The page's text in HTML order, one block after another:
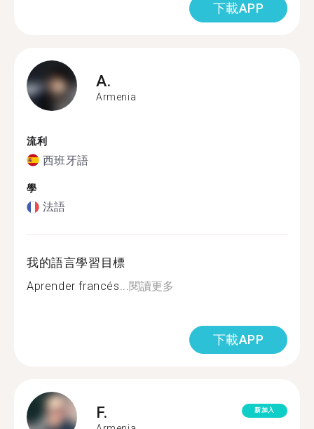
下載APP
A.
Armenia
流利
西班牙語
學
法語
我的語言學習目標
Aprender francés...閱讀更多
下載APP
F. 新加入